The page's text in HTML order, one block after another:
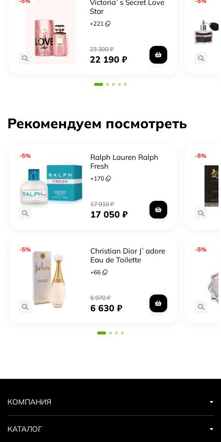
Victoria`s Secret Love
Star
+221
23 300₽
22 190₽
Рекомендуем посмотреть
-5%
Ralph Lauren Ralph
Fresh
+170
17 910₽
17 050 ₽
-5%
Christian Dior J`adore
Eau de Toilette
+66
6 970₽
6 630 ₽
-5%
-5%
КОМПАНИЯ
КАТАЛОГ